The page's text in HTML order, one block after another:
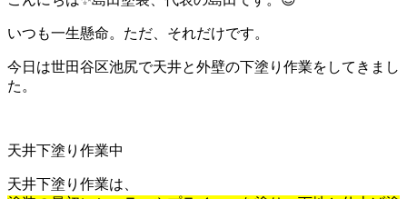
いつも一生懸命。ただ、それだけです。
今日は世田谷区池尻で天井と外壁の下塗り作業をしてきまし
た。
天井下塗り作業中
天井下塗り作業は、